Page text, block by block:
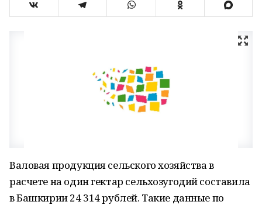
Валовая продукция сельского хозяйства в
расчете на один гектар сельхозугодий составила
в Башкирии 24 314 рублей. Такие данные по